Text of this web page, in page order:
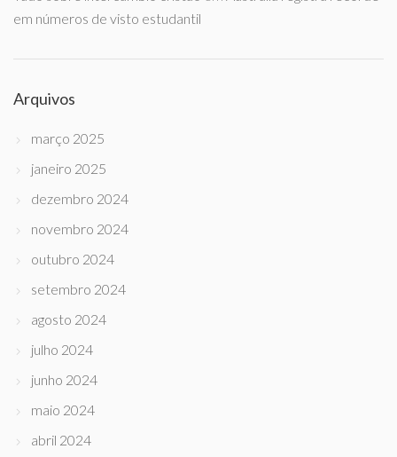
em números de visto estudantil
Arquivos
março 2025
janeiro 2025
dezembro 2024
novembro 2024
outubro 2024
setembro 2024
agosto 2024
julho 2024
junho 2024
maio 2024
abril 2024